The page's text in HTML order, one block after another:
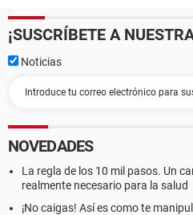
¡SUSCRÍBETE A
Noticias
NOVEDADES
La regla de los 10 mil pasos. Un
realmente necesario para la salud
¡No caigas! Así es como te